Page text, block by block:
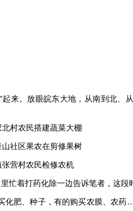
来。放眼皖东大地，从南到北、
村农民搭建蔬菜大棚
社区果农在剪修果树
张营村农民检修农机
着打药化除一边告诉笔者，这
肥、种子，有的购买农膜、农